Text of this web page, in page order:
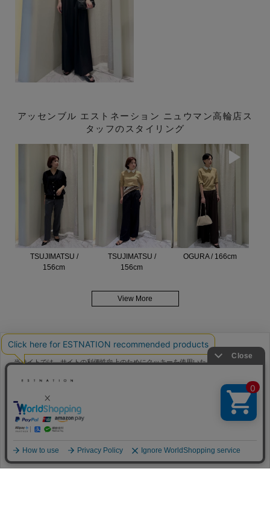
アッセンブル エストネーション ニュウマン高輪店ス
タッフのスタイリング
TSUJIMATSU /
156cm
TSUJIMATSU /
156cm
OGURA / 166cm
View More
HELP
FAQ
CONTACT
当サイトでは、サイトの利便性向上のためにクッキーを使用いたします。ボタン
ーの使用に同意したことになります。クッキーを通じて収集する情報には「お客
クッキーポリシ
ー
をご確認ください。